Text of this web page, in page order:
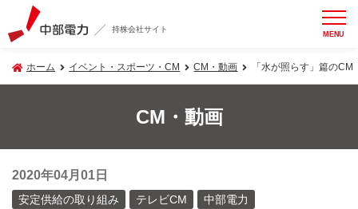
持株会社サイト MENU
ホーム イベント・スポーツ・CM CM・動画 「水が照らす」篇のCM
CM・動画
2020年04月01日
安定供給の取り組み テレビCM 中部電力